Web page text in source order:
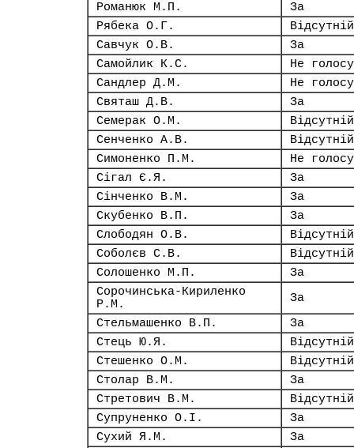
Романюк М.П.
За
Рябека О.Г.
Відсутній
Савчук О.В.
За
Самойлик К.С.
Не
Сандлер Д.М.
Не
Святаш Д.В.
За
Семерак О.М.
Відсутній
Сенченко А.В.
Відсутній
Симоненко П.М.
Не
Сігал Є.Я.
За
Сінченко В.М.
За
Скубенко В.П.
За
Слободян О.В.
Відсутній
Соболєв С.В.
Відсутній
Солошенко М.П.
За
Сорочинська-Кириленко
Р.М.
За
Стельмашенко В.П.
За
Стець Ю.Я.
Відсутній
Стешенко О.М.
Відсутній
Столар В.М.
За
Стретович В.М.
Відсутній
Супруненко О.І.
За
Сухий Я.М.
За